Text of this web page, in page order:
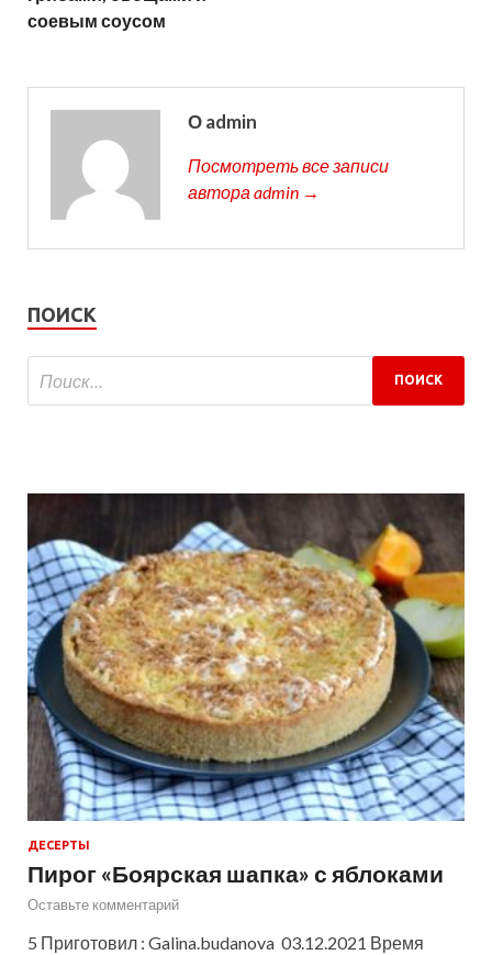
соевым соусом
О admin
Посмотреть все записи
автора admin →
ПОИСК
ДЕСЕРТЫ
Пирог «Боярская шапка» с яблоками
Оставьте комментарий
5 Приготовил : Galina.budanova 03.12.2021 Время